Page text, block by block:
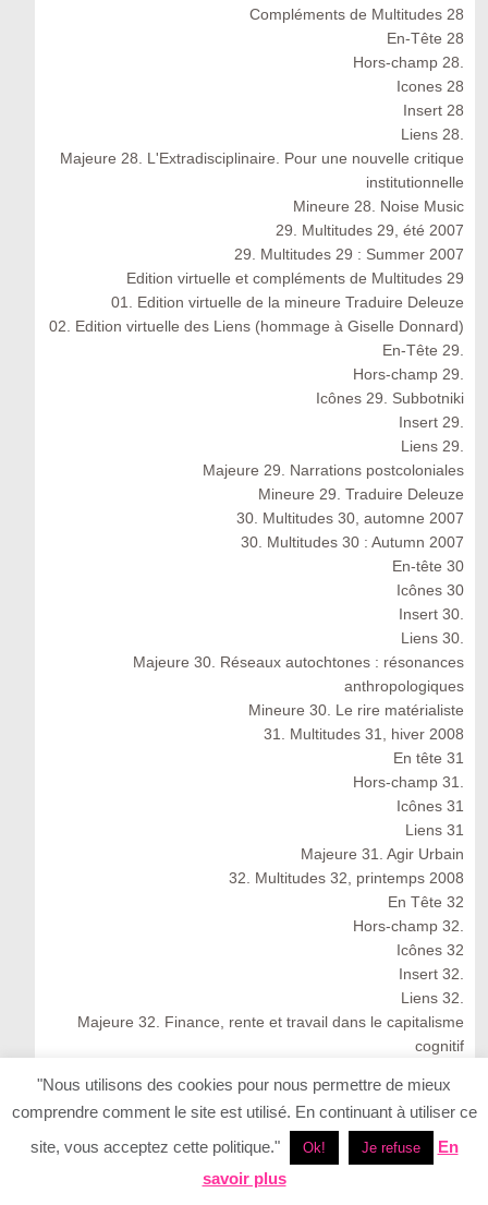
Compléments de Multitudes 28
En-Tête 28
Hors-champ 28.
Icones 28
Insert 28
Liens 28.
Majeure 28. L'Extradisciplinaire. Pour une nouvelle critique
institutionnelle
Mineure 28. Noise Music
29. Multitudes 29, été 2007
29. Multitudes 29 : Summer 2007
Edition virtuelle et compléments de Multitudes 29
01. Edition virtuelle de la mineure Traduire Deleuze
02. Edition virtuelle des Liens (hommage à Giselle Donnard)
En-Tête 29.
Hors-champ 29.
Icônes 29. Subbotniki
Insert 29.
Liens 29.
Majeure 29. Narrations postcoloniales
Mineure 29. Traduire Deleuze
30. Multitudes 30, automne 2007
30. Multitudes 30 : Autumn 2007
En-tête 30
Icônes 30
Insert 30.
Liens 30.
Majeure 30. Réseaux autochtones : résonances
anthropologiques
Mineure 30. Le rire matérialiste
31. Multitudes 31, hiver 2008
En tête 31
Hors-champ 31.
Icônes 31
Liens 31
Majeure 31. Agir Urbain
32. Multitudes 32, printemps 2008
En Tête 32
Hors-champ 32.
Icônes 32
Insert 32.
Liens 32.
Majeure 32. Finance, rente et travail dans le capitalisme
cognitif
33. Multitudes 33, été 2008
33. Multitudes 33 : Summer 2008
En Tête 33
Icônes 33. Ernesto Neto
"Nous utilisons des cookies pour nous permettre de mieux
comprendre comment le site est utilisé. En continuant à utiliser ce
site, vous acceptez cette politique."
Ok! Je refuse
En
savoir plus